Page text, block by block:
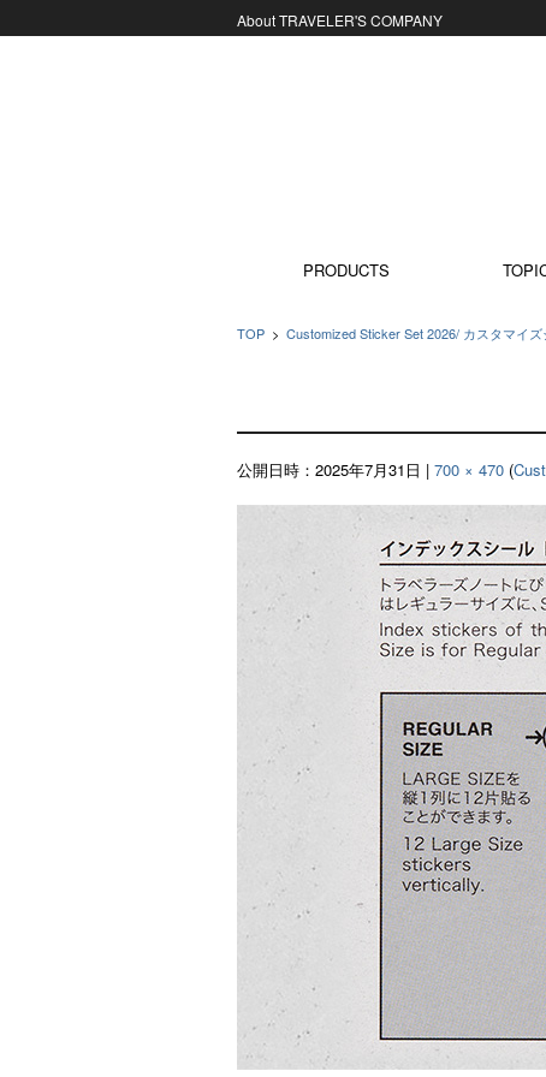
About TRAVELER'S COMPANY
PRODUCTS
TOP > Customized Sticker Set 2026/ カスタマイ
公開日時： 2025年7月31日 | 700 × 470 (